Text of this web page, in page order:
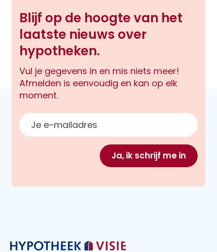
Blijf op de hoogte van het
laatste nieuws over
hypotheken.
Vul je gegevens in en mis niets meer!
Afmelden is eenvoudig en kan op elk
moment.
E-mailadres
Ja, ik schrijf me in